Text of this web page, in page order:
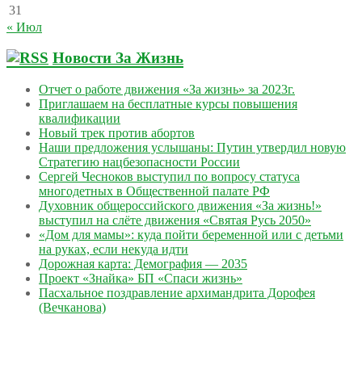
31
« Июл
Новости За Жизнь
Отчет о работе движения «За жизнь» за 2023г.
Приглашаем на бесплатные курсы повышения
квалификации
Новый трек против абортов
Наши предложения услышаны: Путин утвердил новую
Стратегию нацбезопасности России
Сергей Чесноков выступил по вопросу статуса
многодетных в Общественной палате РФ
Духовник общероссийского движения «За жизнь!»
выступил на слёте движения «Святая Русь 2050»
«Дом для мамы»: куда пойти беременной или с детьми
на руках, если некуда идти
Дорожная карта: Демография — 2035
Проект «Знайка» БП «Спаси жизнь»
Пасхальное поздравление архимандрита Дорофея
(Вечканова)